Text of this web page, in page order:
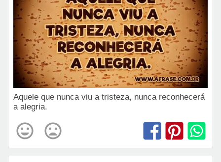
Aquele que nunca viu a tristeza, nunca reconhecerá
a alegria.